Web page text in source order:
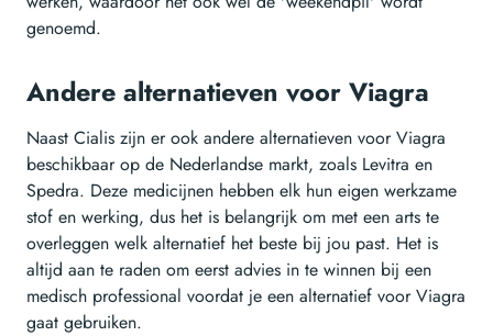
genoemd.
Andere alternatieven voor Viagra
Naast Cialis zijn er ook andere alternatieven voor Viagra
beschikbaar op de Nederlandse markt, zoals Levitra en
Spedra. Deze medicijnen hebben elk hun eigen werkzame
stof en werking, dus het is belangrijk om met een arts te
overleggen welk alternatief het beste bij jou past. Het is
altijd aan te raden om eerst advies in te winnen bij een
medisch professional voordat je een alternatief voor Viagra
gaat gebruiken.